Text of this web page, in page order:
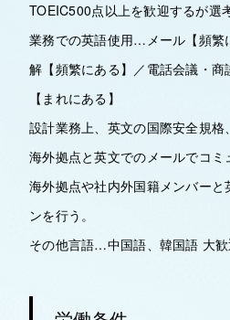
TOEIC500点以上を歓迎するが選
業務での英語使用…メール【頻繁
解【頻繁にある】／電話会議・
【まれにある】
設計業務上、英文の国際安全規格
海外拠点と英文でのメールでコミ
海外拠点や社内外国籍メンバーと
ンを行う。
その他言語…中国語、韓国語 大歓